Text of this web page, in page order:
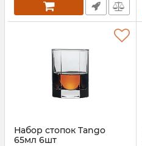
Набор стопок Tango
65мл 6шт